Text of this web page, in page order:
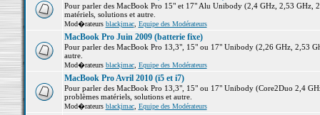
Pour parler des MacBook Pro 15" et 17" Alu Unibody (2,4 GHz, 2,53 GHz,
matériels, solutions et autre.
Mod�rateurs blackjmac, Equipe des Modérateurs
MacBook Pro Juin 2009 (batterie fixe)
Pour parler des MacBook Pro 13,3", 15" ou 17" Unibody (2,26 GHz, 2,53
autre.
Mod�rateurs blackjmac, Equipe des Modérateurs
MacBook Pro Avril 2010 (i5 et i7)
Pour parler des MacBook Pro 13,3", 15" ou 17" Unibody (Core2Duo 2,4
problèmes matériels, solutions et autre.
Mod�rateurs blackjmac, Equipe des Modérateurs